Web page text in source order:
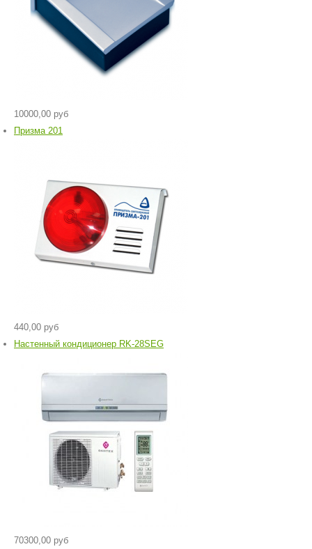
10000,00 руб
Призма 201
440,00 руб
Настенный кондиционер RK-28SEG
70300,00 руб